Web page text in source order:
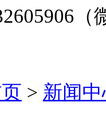
（
> 新闻